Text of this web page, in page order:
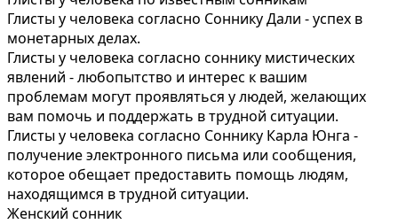
Глисты у человека согласно Соннику Дали - успех в
монетарных делах.
Глисты у человека согласно соннику мистических
явлений - любопытство и интерес к вашим
проблемам могут проявляться у людей, желающих
вам помочь и поддержать в трудной ситуации.
Глисты у человека согласно Соннику Карла Юнга -
получение электронного письма или сообщения,
которое обещает предоставить помощь людям,
находящимся в трудной ситуации.
Женский сонник